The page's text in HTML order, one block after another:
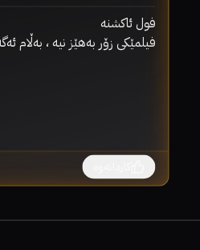
فیلمێکی زۆر بەهێز نیە ، بەڵام